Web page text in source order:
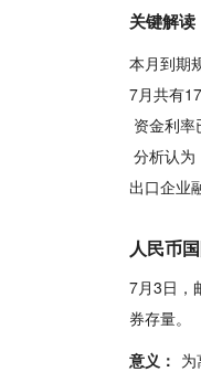
关键解读
本月到期
7月共有
资金利率
分析认为
出口企业
人民币
7月3日，
券存量。
意义：